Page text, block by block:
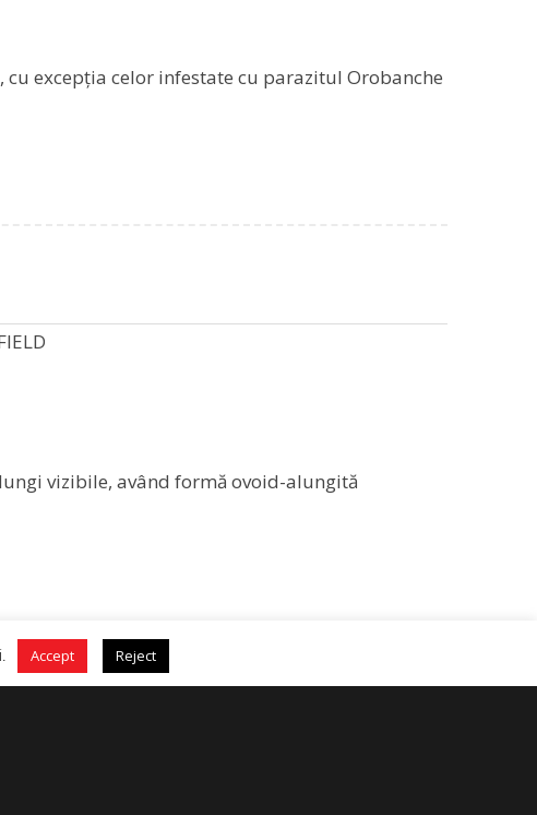
excepția celor infestate cu parazitul Orobanche
vizibile, având formă ovoid-alungită
Accept Reject